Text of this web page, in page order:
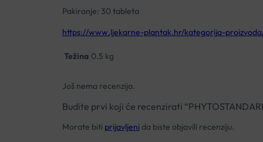
Pakiranje: 30 tableta
https://www.ljekarne-plantak.hr/kategorija-
Težina 0.5 kg
Još nema recenzija.
Budite prvi koji će recenzirati
Morate biti prijavljeni da biste objavili recenziju.